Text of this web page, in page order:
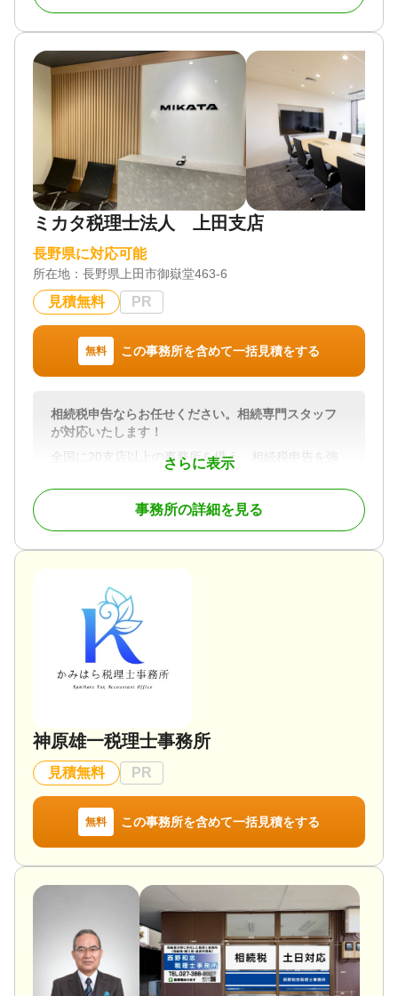
計、宗教法人会計対応
・資産税申告（相続税、贈与税、譲渡所得税等の申
告）
・事業計画作成（銀行提出資料作成、経営革新等支
・各種コンサルティングサービス（相続・事業承
継、M＆A、不動産、保険）
・会社設立、新規事業立上支援
・人事支援業務
を提供させていただくために、会社担当以外にも事
務所全員で情報を共有し、事務所全体でお客様のバ
ックアップをさせていただく体制を整えておりま
す。
対応地域
長野市周辺
遺産分割 / 相続税申告
対応体制
初回相談無料
つ、丁寧にお受けいたします。
対応地域
長野県全域、山梨県の一部、新潟県の一部 オンラ
イン面談が可能な場合には地域を広げて対応いたし
遺言書 / 遺産分割 / 相続財産調査 / 相続税申告 / 相続
登記 / 相続放棄 / 成年後見 / 家族信託 / 相続手続き /
銀行手続き / 戸籍収集 / 相続税対策 / 相続人調査 / 生
前贈与（不動産名義変更）
対応体制
電話相談可 / 訪問可 / 土日相談可 / 初回相談無料 / 18
時以降相談可 / オンライン面談可 / 事務所面談可
ミカタ税理士法人 上田支店
長野県に対応可能
所在地： 長野県上田市御嶽堂463-6
見積無料 PR
無料 この事務所を含めて一括見積をする
さらに表示
相続税申告ならお任せください。相続専門スタッフ
が対応いたします！
全国に20支店以上の事務所を構え、相続税申告を強
みとしている税理士法人です。相続税に関するご質
問は何なりとお申し付けください。相続専門スタッ
フが親切丁寧に対応させていただきます。元税務署
職員であった税理士（国税OB）も多数在籍しており
長野県全域
遺言書 / 相続税申告 / 相続手続き
対応体制
電話相談可 / 訪問可 / 女性スタッフ対応可 / 土日相談
可 / 事務所面談可
事務所の詳細を見る
神原雄一税理士事務所
見積無料 PR
無料 この事務所を含めて一括見積をする